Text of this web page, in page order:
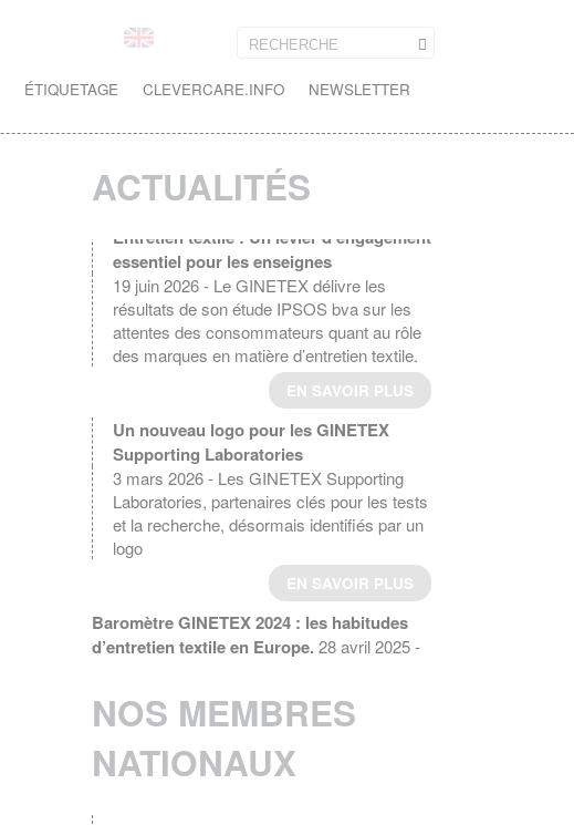
ÉTIQUETAGE CLEVERCARE.INFO NEWSLETTER
ACTUALITÉS
Entretien textile : Un levier d'engagement
essentiel pour les enseignes
19 juin 2026 - Le GINETEX délivre les
résultats de son étude IPSOS bva sur les
attentes des consommateurs quant au rôle
des marques en matière d’entretien textile.
EN SAVOIR PLUS
Un nouveau logo pour les GINETEX
Supporting Laboratories
3 mars 2026 - Les GINETEX Supporting
Laboratories, partenaires clés pour les tests
et la recherche, désormais identifiés par un
logo
EN SAVOIR PLUS
Baromètre GINETEX 2024 : les habitudes
d’entretien textile en Europe. 28 avril 2025 -
vêtements.
EN SAVOIR PLUS
ENTRETIEN DU LINGE – Quelle
NOS MEMBRES
NATIONAUX